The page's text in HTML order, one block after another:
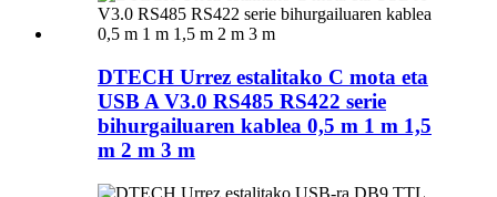
DTECH Urrez estalitako C mota eta
USB A V3.0 RS485 RS422 serie
bihurgailuaren kablea 0,5 m 1 m 1,5
m 2 m 3 m